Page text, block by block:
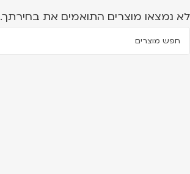
לא נמצאו מוצרים התואמים את בחירתך.